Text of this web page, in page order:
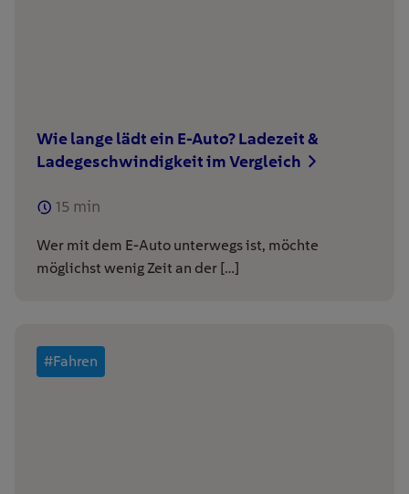
Wie lange lädt ein E-Auto? Ladezeit &
Ladegeschwindigkeit im Vergleich
15 min
Wer mit dem E-Auto unterwegs ist, möchte
möglichst wenig Zeit an der […]
#Fahren